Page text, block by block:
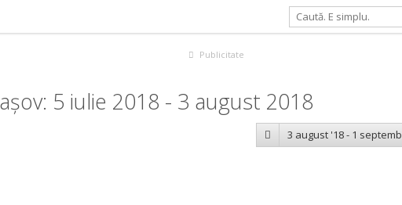
Publicitate
5 iulie 2018 - 3 august 2018
3 august '18 - 1